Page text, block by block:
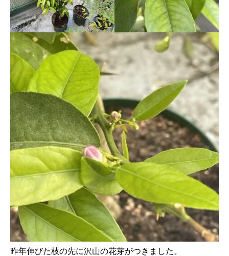
昨年伸びた枝の先に沢山の花芽がつきました。